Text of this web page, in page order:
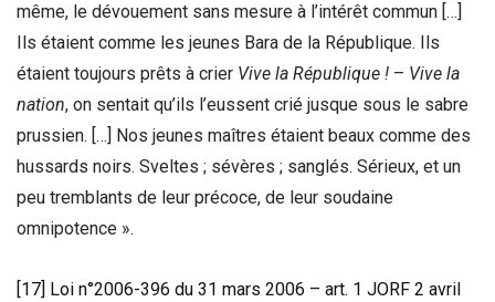
même, le dévouement sans mesure à l’intérêt commun […]
Ils étaient comme les jeunes Bara de la République. Ils
étaient toujours prêts à crier Vive la République ! – Vive la
nation, on sentait qu’ils l’eussent crié jusque sous le sabre
prussien. […] Nos jeunes maîtres étaient beaux comme des
hussards noirs. Sveltes ; sévères ; sanglés. Sérieux, et un
peu tremblants de leur précoce, de leur soudaine
omnipotence ».
[17] Loi n°2006-396 du 31 mars 2006 – art. 1 JORF 2 avril